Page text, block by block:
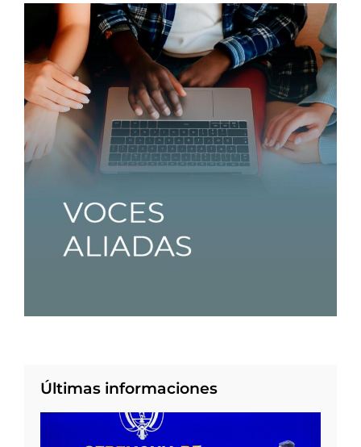
Últimas informaciones